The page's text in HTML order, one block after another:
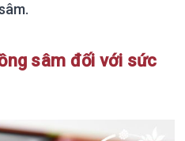
sâm đối với sức